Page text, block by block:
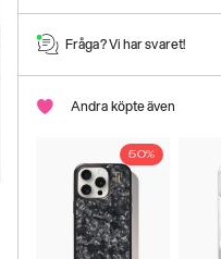
Fråga? Vi har svaret!
Andra köpte även
50%